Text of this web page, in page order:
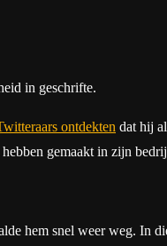
in geschrifte.
ontdekten dat hij
gemaakt in zijn
hem snel weer weg. In